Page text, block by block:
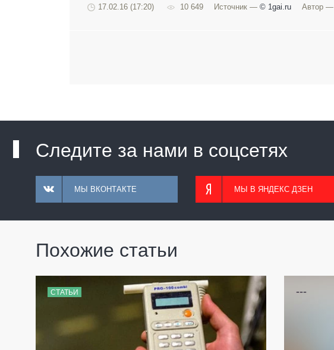
17.02.16 (17:20) 10 649 Источник — © 1gai.ru Автор —
Следите за нами в соцсетях
МЫ ВКОНТАКТЕ МЫ В ЯНДЕКС ДЗЕН
Похожие статьи
СТАТЬИ ---